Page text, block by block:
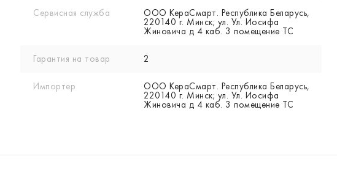
Сервисная служба
ООО КераСмарт. Республика Беларусь,
220140 г. Минск; ул. Ул. Иосифа
Жиновича д 4 каб. 3 помещение ТС
Гарантия на товар 2
Импортер
ООО КераСмарт. Республика Беларусь,
220140 г. Минск; ул. Ул. Иосифа
Жиновича д 4 каб. 3 помещение ТС